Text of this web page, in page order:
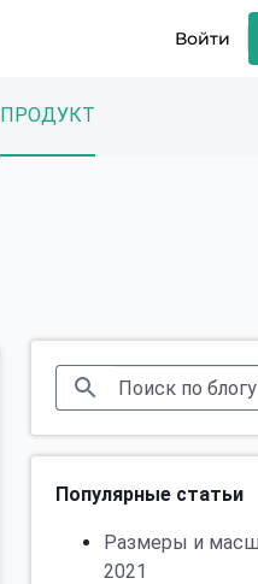
Войти
ПРОДУКТ
Популярные статьи
Размеры и
2021